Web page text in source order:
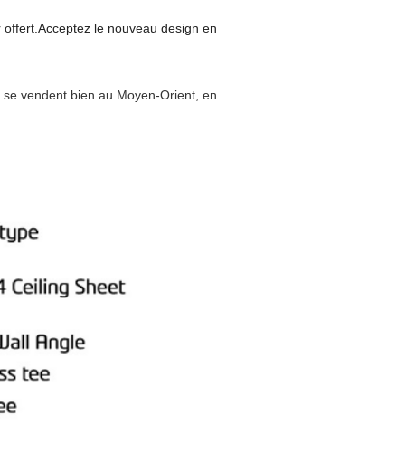
Acceptez le nouveau design en
vendent bien au Moyen-Orient, en